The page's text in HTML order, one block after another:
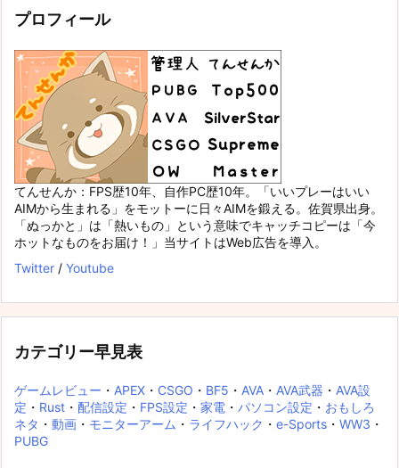
プロフィール
てんせんか：FPS歴10年、自作PC歴10年。「いいプレーはいい
AIMから生まれる」をモットーに日々AIMを鍛える。佐賀県出身。
「ぬっかと」は「熱いもの」という意味でキャッチコピーは「今
ホットなものをお届け！」当サイトはWeb広告を導入。
Twitter / Youtube
カテゴリー早見表
ゲームレビュー ・ APEX ・ CSGO ・ BF5 ・ AVA ・ AVA武器 ・ AVA設
定 ・ Rust ・ 配信設定 ・ FPS設定 ・ 家電 ・ パソコン設定 ・ おもしろ
ネタ ・ 動画 ・ モニターアーム ・ ライフハック ・ e-Sports ・ WW3 ・
PUBG